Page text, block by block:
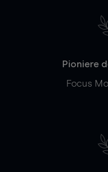
Pioniere
Focus